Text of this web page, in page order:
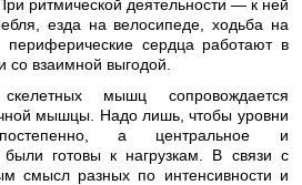
ритмической деятельности — к ней
езда на велосипеде, ходьба на
сердца работают в
со взаимной выгодой.
мышц сопровождается
мышцы. Надо лишь, чтобы уровни
а центральное и
готовы к нагрузкам. В связи с
смысл разных по интенсивности и